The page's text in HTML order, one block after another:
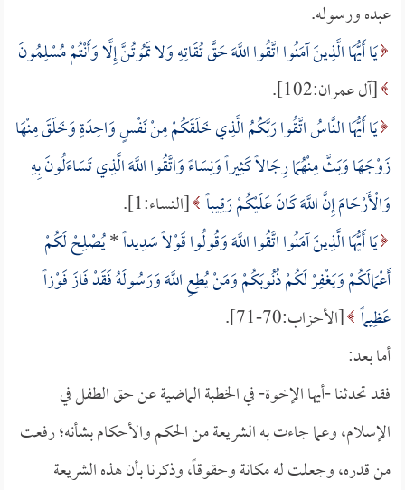
عبده ورسوله.
يَا أَيُّهَا الَّذِينَ آمَنُوا اتَّقُوا اللَّهَ حَقَّ تُقَاتِهِ وَلا تَمُوتُنَّ إِلَّا وَأَنْتُمْ مُسْلِمُونَ
[آل عمران:102].
يَا أَيُّهَا النَّاسُ اتَّقُوا رَبَّكُمُ الَّذِي خَلَقَكُمْ مِنْ نَفْسٍ وَاحِدَةٍ وَخَلَقَ مِنْهَا
زَوْجَهَا وَبَثَّ مِنْهُمَا رِجَالاً كَثِيراً وَنِسَاءً وَاتَّقُوا اللَّهَ الَّذِي تَسَاءَلُونَ بِهِ
وَالْأَرْحَامَ إِنَّ اللَّهَ كَانَ عَلَيْكُمْ رَقِيباً [النساء:1].
يَا أَيُّهَا الَّذِينَ آمَنُوا اتَّقُوا اللَّهَ وَقُولُوا قَوْلاً سَدِيداً*يُصْلِحْ لَكُمْ
أَعْمَالَكُمْ وَيَغْفِرْ لَكُمْ ذُنُوبَكُمْ وَمَنْ يُطِعِ اللَّهَ وَرَسُولَهُ فَقَدْ فَازَ فَوْزاً
عَظِيماً [الأحزاب:70-71].
أما بعد:
فقد تحدثنا -أيها الإخوة- في الخطبة الماضية عن حق الطفل في
الإسلام، وعما جاءت به الشريعة من الحكم والأحكام بشأنه؛ رفعت
من قدره، وجعلت له مكانة وحقوقاً، وذكرنا بأن هذه الشريعة